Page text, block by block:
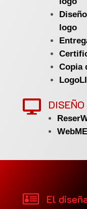
logo
Copia

 El